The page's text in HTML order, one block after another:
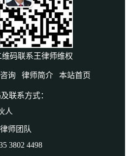
码联系王律师维权
询 律师简介 本站首页
联系方式：
人
师团队
3802 4498